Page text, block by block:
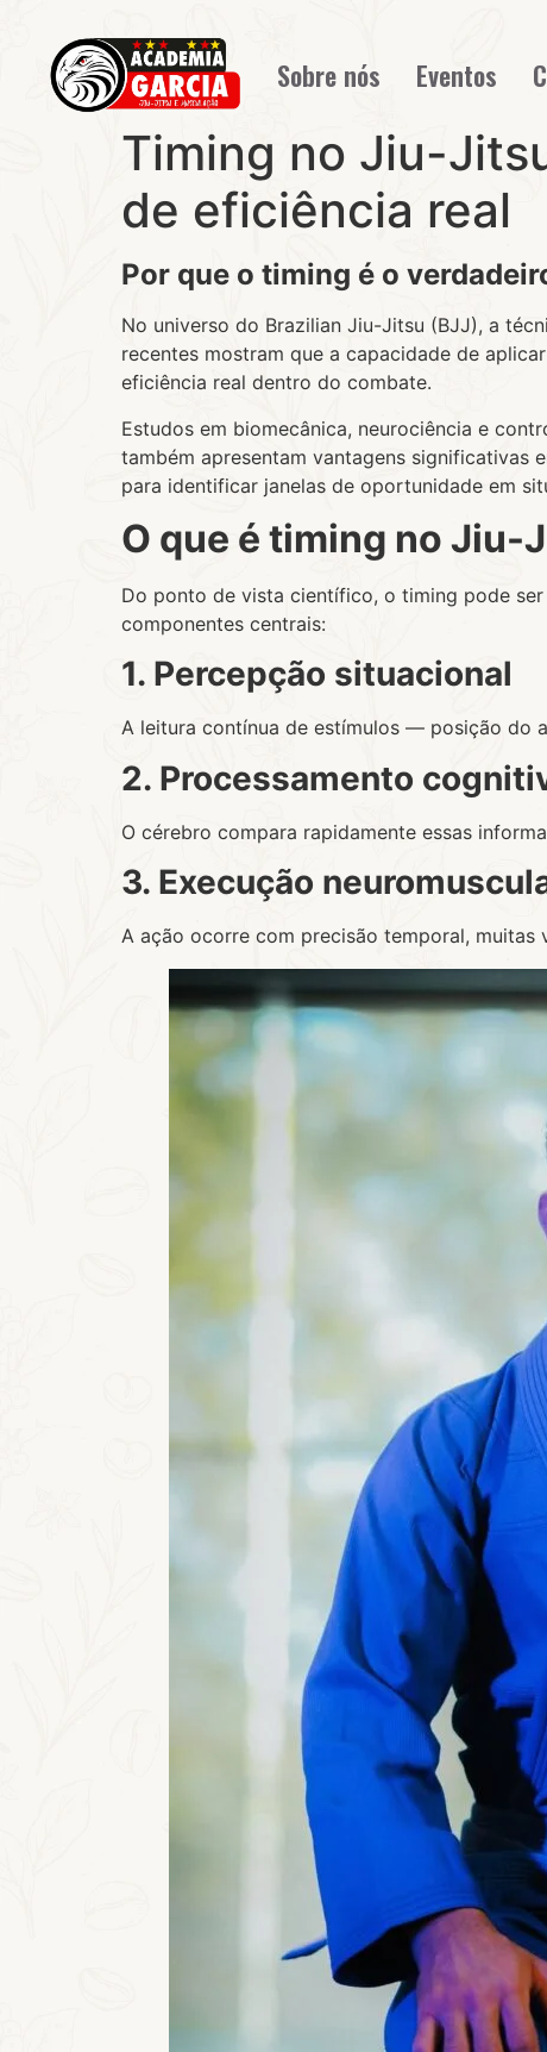
Sobre nós Eventos
Timing no Jiu-
de eficiência real
Por que o timing é o
No universo do Brazilian Jiu-Jitsu (BJJ), a
recentes mostram que a capacidade de
eficiência real dentro do combate.
Estudos em biomecânica, neurociência e
também apresentam vantagens significativas
para identificar janelas de oportunidade em
O que é timing no
Do ponto de vista científico, o timing pode
componentes centrais:
1. Percepção situacional
A leitura contínua de estímulos — posição do
2. Processamento
O cérebro compara rapidamente essas
3. Execução
A ação ocorre com precisão temporal, muitas